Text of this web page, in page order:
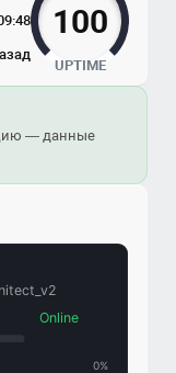
100
UPTIME
— данные